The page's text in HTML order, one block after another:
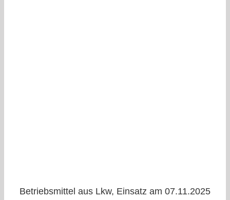
Betriebsmittel aus Lkw, Einsatz am 07.11.2025